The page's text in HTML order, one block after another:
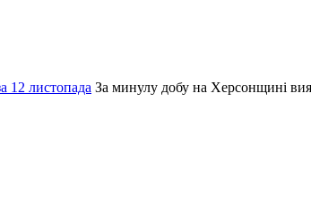
12 листопада За минулу добу на Херсонщині